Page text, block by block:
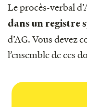
Le procès-verbal
dans un registre
d’AG. Vous devez
l’ensemble de ces